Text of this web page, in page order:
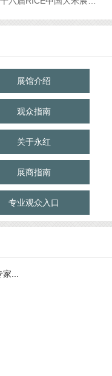
展馆介绍
观众指南
关于永红
展商指南
专业观众入口
...